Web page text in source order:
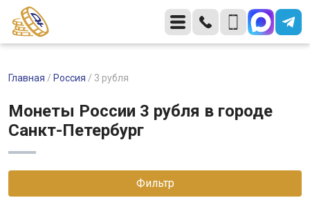
Главная / Россия / 3 рубля
Монеты России 3 рубля в городе
Санкт-Петербург
Фильтр